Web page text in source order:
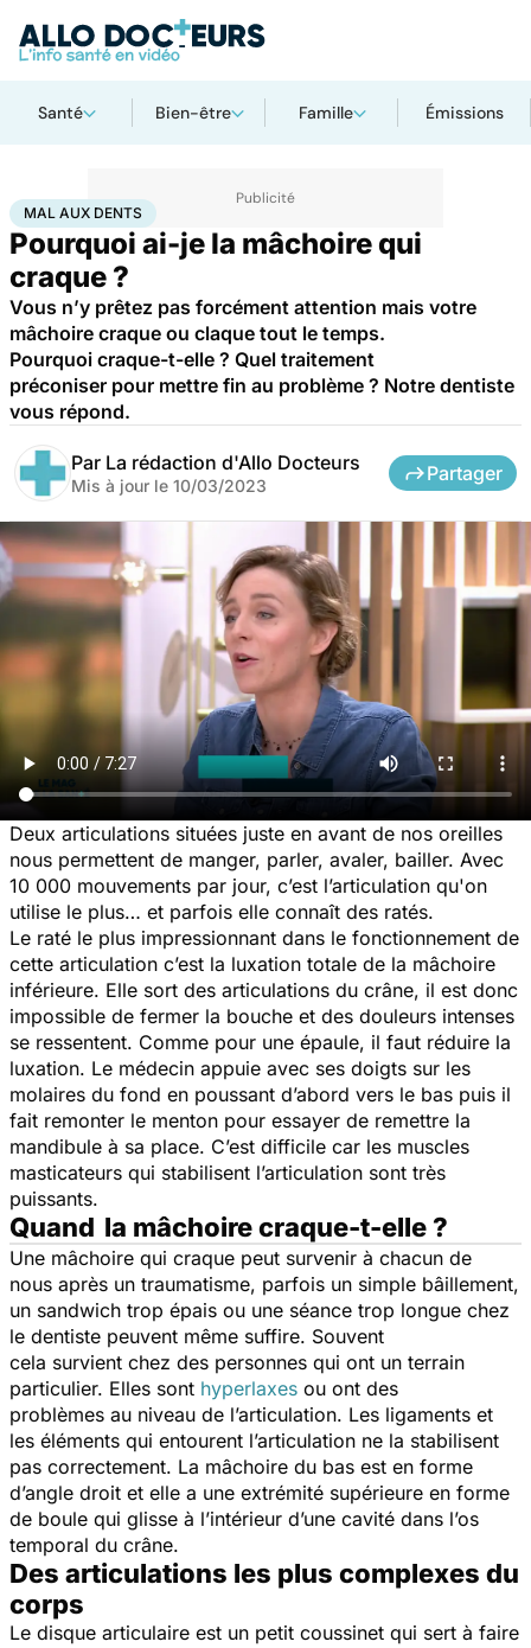
Santé Bien-être Famille Émissions
AccueilSantéMaladies Mal aux dents
MAL AUX DENTS
Pourquoi ai-je la mâchoire qui
craque ?
Vous n’y prêtez pas forcément attention mais votre
mâchoire craque ou claque tout le temps.
Pourquoi craque-t-elle ? Quel traitement
préconiser pour mettre fin au problème ? Notre dentiste
vous répond.
Par La rédaction d'Allo Docteurs
Mis à jour le 10/03/2023
Partager
Deux articulations situées juste en avant de nos oreilles
nous permettent de manger, parler, avaler, bailler. Avec
10 000 mouvements par jour, c’est l’articulation qu'on
utilise le plus… et parfois elle connaît des ratés.
Le raté le plus impressionnant dans le fonctionnement de
cette articulation c’est la luxation totale de la mâchoire
inférieure. Elle sort des articulations du crâne, il est donc
impossible de fermer la bouche et des douleurs intenses
se ressentent. Comme pour une épaule, il faut réduire la
luxation. Le médecin appuie avec ses doigts sur les
molaires du fond en poussant d’abord vers le bas puis il
fait remonter le menton pour essayer de remettre la
mandibule à sa place. C’est difficile car les muscles
masticateurs qui stabilisent l’articulation sont très
puissants.
Quand la mâchoire craque-t-elle ?
Une mâchoire qui craque peut survenir à chacun de
nous après un traumatisme, parfois un simple bâillement,
un sandwich trop épais ou une séance trop longue chez
le dentiste peuvent même suffire. Souvent
cela survient chez des personnes qui ont un terrain
particulier. Elles sont hyperlaxes ou ont des
problèmes au niveau de l’articulation. Les ligaments et
les éléments qui entourent l’articulation ne la stabilisent
pas correctement. La mâchoire du bas est en forme
d’angle droit et elle a une extrémité supérieure en forme
de boule qui glisse à l’intérieur d’une cavité dans l’os
temporal du crâne.
Des articulations les plus complexes du
corps
Le disque articulaire est un petit coussinet qui sert à faire